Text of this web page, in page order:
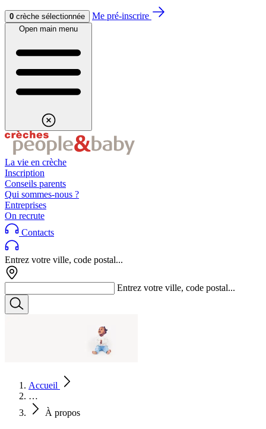
Aller au contenuAller au footer
0 crèche sélectionnée Me pré-inscrire
Open main menu
La vie en crèche
Inscription
Conseils parents
Qui sommes-nous ?
Entreprises
On recrute
Contacts
Entrez votre ville, code postal...
Entrez votre ville, code postal...
Accueil
…
À propos